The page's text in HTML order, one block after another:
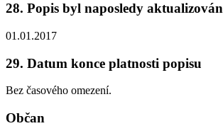
28. Popis byl naposledy aktualizován
01.01.2017
29. Datum konce platnosti popisu
Bez časového omezení.
Občan